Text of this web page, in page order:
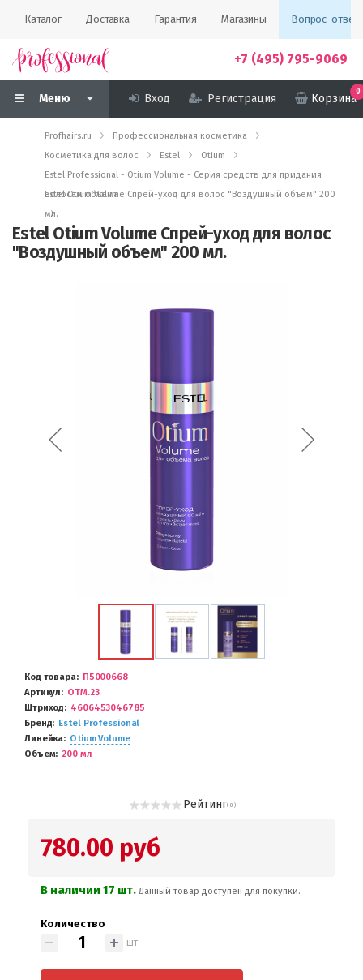
Каталог Доставка Гарантия Магазины Вопрос-ответ
+7 (495) 795-9069
Меню Вход Регистрация Корзина
0
Profhairs.ru
Профессиональная косметика
Косметика для волос
Estel
Otium
Estel Professional - Otium Volume - Серия средств для придания
волосам объема
Estel Otium Volume Спрей-уход для волос "Воздушный объем" 200
мл.
Estel Otium Volume Спрей-уход для волос
"Воздушный объем" 200 мл.
Код товара
П5000668
Артикул
ОТM.23
Штриход
4606453046785
Бренд
Estel Professional
Линейка
Otium Volume
Объем
200 мл
Рейтинг( 0 )
780.00 руб
В наличии 17 шт. Данный товар доступен для покупки.
Количество
шт